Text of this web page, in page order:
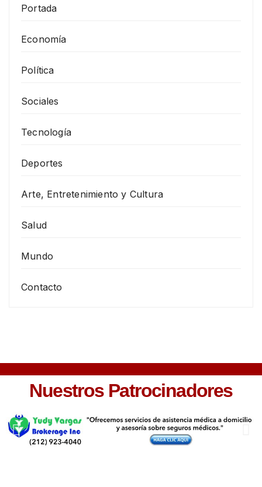
Portada
Economía
Política
Sociales
Tecnología
Deportes
Arte, Entretenimiento y Cultura
Salud
Mundo
Contacto
Nuestros Patrocinadores